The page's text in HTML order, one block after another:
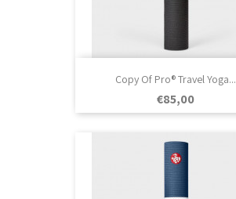
Copy Of Pro® Travel Yoga...
Prezo
€85,00